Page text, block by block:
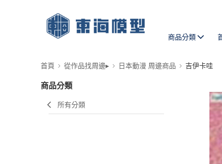
商品分類
首頁 從作品找周邊▸ 日本動漫 周邊商品 吉伊卡哇
商品分類
所有分類